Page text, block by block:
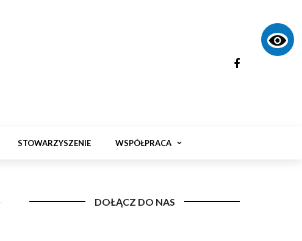
STOWARZYSZENIE WSPÓŁPRACA
DOŁĄCZ DO NAS